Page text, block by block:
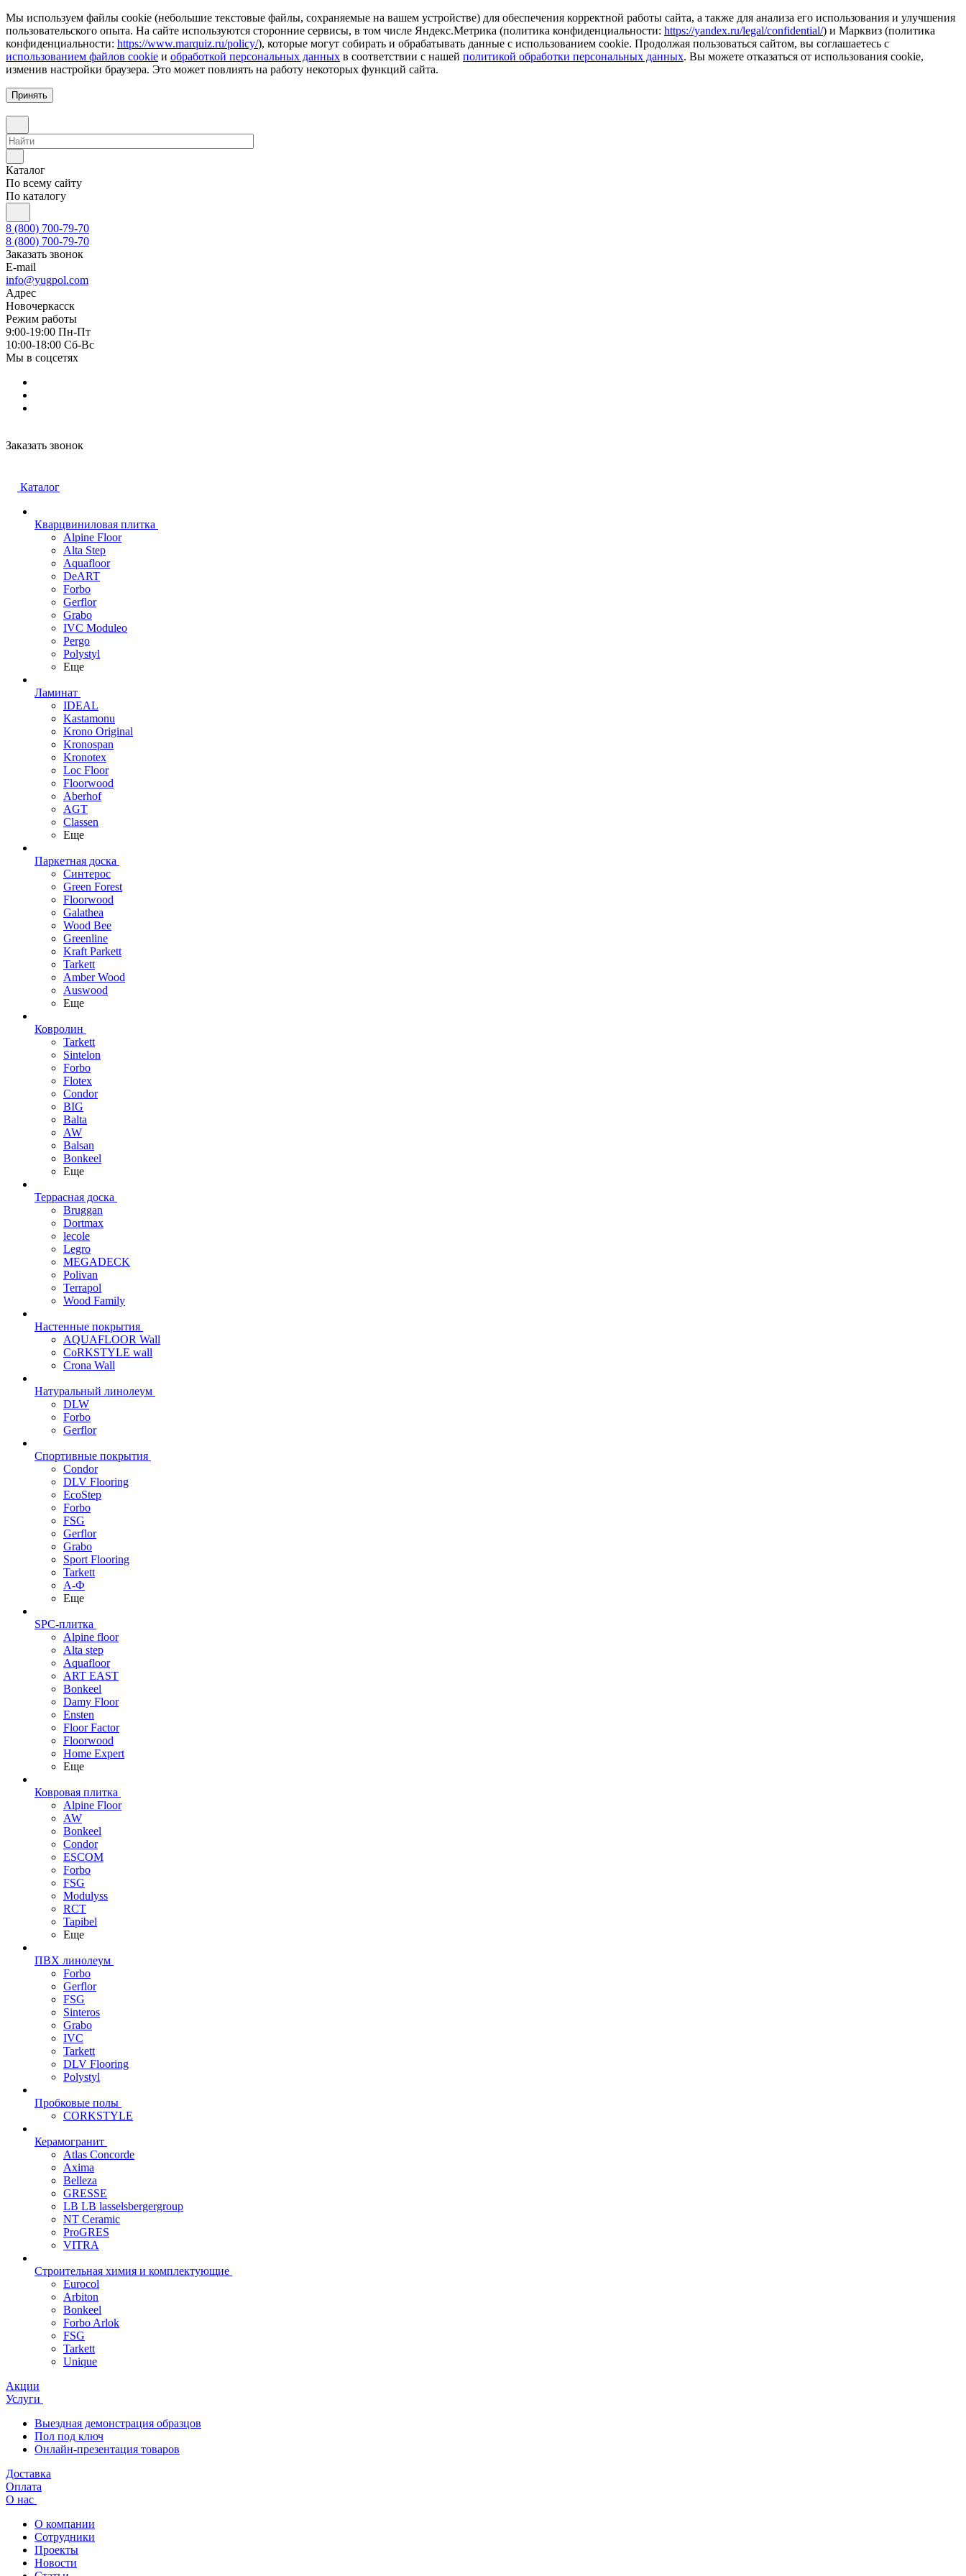
Мы используем файлы cookie (небольшие текстовые файлы, сохраняемые на вашем устройстве) для обеспечения корректной работы сайта, а также для анализа его использования и улучшения
пользовательского опыта. На сайте используются сторонние сервисы, в том числе Яндекс.Метрика (политика конфиденциальности: https://yandex.ru/legal/confidential/) и Марквиз (политика
конфиденциальности: https://www.marquiz.ru/policy/), которые могут собирать и обрабатывать данные с использованием cookie. Продолжая пользоваться сайтом, вы соглашаетесь с
использованием файлов cookie и обработкой персональных данных в соответствии с нашей политикой обработки персональных данных. Вы можете отказаться от использования cookie,
изменив настройки браузера. Это может повлиять на работу некоторых функций сайта.
Принять
Каталог
По всему сайту
По каталогу
8 (800) 700-79-70
8 (800) 700-79-70
Заказать звонок
E-mail
info@yugpol.com
Адрес
Новочеркаcск
Режим работы
9:00-19:00 Пн-Пт
10:00-18:00 Cб-Вс
Мы в соцсетях
Заказать звонок
Каталог
Кварцвиниловая плитка
Alpine Floor
Alta Step
Aquafloor
DeART
Forbo
Gerflor
Grabo
IVC Moduleo
Pergo
Polystyl
Еще
Ламинат
IDEAL
Kastamonu
Krono Original
Kronospan
Kronotex
Loc Floor
Floorwood
Aberhof
AGT
Classen
Еще
Паркетная доска
Синтерос
Green Forest
Floorwood
Galathea
Wood Bee
Greenline
Kraft Parkett
Tarkett
Amber Wood
Auswood
Еще
Ковролин
Tarkett
Sintelon
Forbo
Flotex
Condor
BIG
Balta
AW
Balsan
Bonkeel
Еще
Террасная доска
Bruggan
Dortmax
lecole
Legro
MEGADECK
Polivan
Terrapol
Wood Family
Настенные покрытия
AQUAFLOOR Wall
CoRKSTYLE wall
Crona Wall
Натуральный линолеум
DLW
Forbo
Gerflor
Спортивные покрытия
Condor
DLV Flooring
EcoStep
Forbo
FSG
Gerflor
Grabo
Sport Flooring
Tarkett
А-Ф
Еще
SPC-плитка
Alpine floor
Alta step
Aquafloor
ART EAST
Bonkeel
Damy Floor
Ensten
Floor Factor
Floorwood
Home Expert
Еще
Ковровая плитка
Alpine Floor
AW
Bonkeel
Condor
ESCOM
Forbo
FSG
Modulyss
RCT
Tapibel
Еще
ПВХ линолеум
Forbo
Gerflor
FSG
Sinteros
Grabo
IVC
Tarkett
DLV Flooring
Polystyl
Пробковые полы
CORKSTYLE
Керамогранит
Atlas Concorde
Axima
Belleza
GRESSE
LB LB lasselsbergergroup
NT Ceramic
ProGRES
VITRA
Строительная химия и комплектующие
Eurocol
Arbiton
Bonkeel
Forbo Arlok
FSG
Tarkett
Unique
Акции
Услуги
Выездная демонстрация образцов
Пол под ключ
Онлайн-презентация товаров
Доставка
Оплата
О нас
О компании
Сотрудники
Проекты
Новости